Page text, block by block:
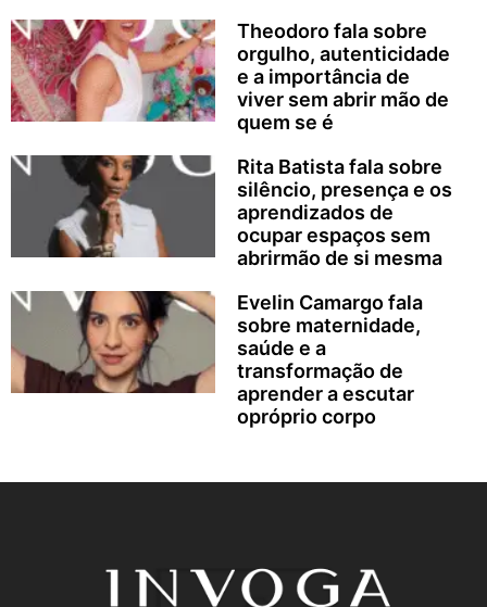
Theodoro fala sobre
orgulho, autenticidade
e a importância de
viver sem abrir mão de
quem se é
Rita Batista fala sobre
silêncio, presença e os
aprendizados de
ocupar espaços sem
abrirmão de si mesma
Evelin Camargo fala
sobre maternidade,
saúde e a
transformação de
aprender a escutar
opróprio corpo